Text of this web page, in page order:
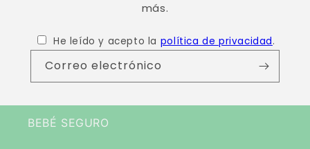
más.
He leído y acepto la política de privacidad.
Correo electrónico
BEBÉ SEGURO